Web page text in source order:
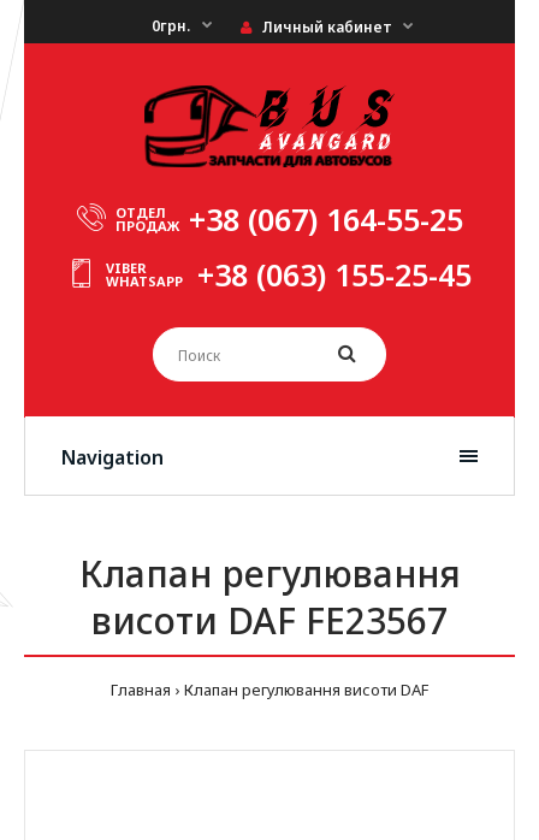
0грн. Личный кабинет
ОТДЕЛ
ПРОДАЖ +38 (067) 164-55-25
VIBER
WHATSAPP +38 (063) 155-25-45
Navigation
Клапан регулювання
висоти DAF FE23567
Главная Клапан регулювання висоти DAF